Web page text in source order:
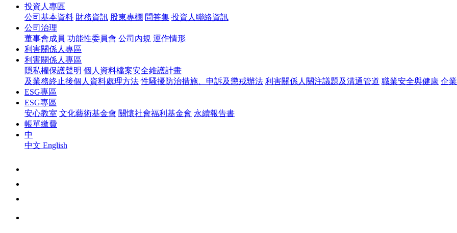
投資人專區
公司基本資料 財務資訊 股東專欄 問答集 投資人聯絡資訊
公司治理
董事會成員 功能性委員會 公司內規 運作情形
利害關係人專區
利害關係人專區
隱私權保護聲明 個人資料檔案安全維護計畫
及業務終止後個人資料處理方法 性騷擾防治措施、申訴及懲戒辦法 利害關係人關注議題及溝通管道 職業安全與健康 企
ESG專區
ESG專區
安心教室 文化藝術基金會 關懷社會福利基金會 永續報告書
帳單繳費
中
中文 English